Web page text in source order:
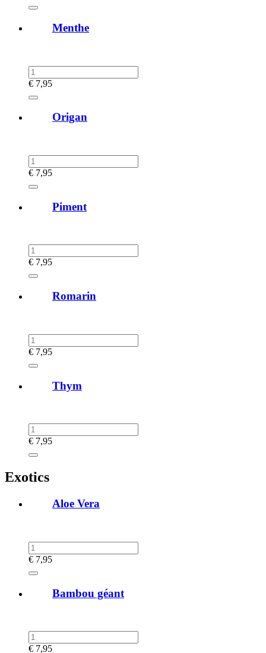
Menthe
€ 7,95
Origan
€ 7,95
Piment
€ 7,95
Romarin
€ 7,95
Thym
€ 7,95
Exotics
Aloe Vera
€ 7,95
Bambou géant
€ 7,95